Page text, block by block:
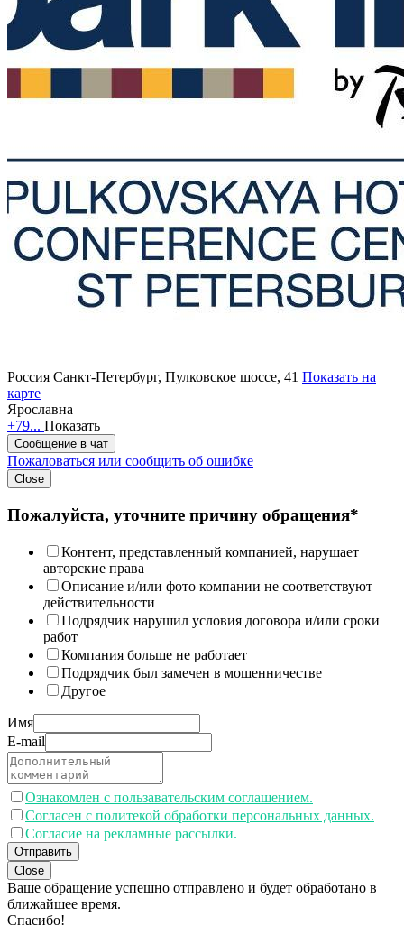
Россия Санкт-Петербург, Пулковское шоссе, 41 Показать на
карте
Ярославна
+79... Показать
Сообщение в чат
Пожаловаться или сообщить об ошибке
Close
Пожалуйста, уточните причину обращения*
Контент, представленный компанией, нарушает
авторские права
Описание и/или фото компании не соответствуют
действительности
Подрядчик нарушил условия договора и/или сроки
работ
Компания больше не работает
Подрядчик был замечен в мошенничестве
Другое
Имя
E-mail
Ознакомлен с пользавательским соглашением.
Согласен с политекой обработки персональных данных.
Согласие на рекламные рассылки.
Отправить
Close
Ваше обращение успешно отправлено и будет обработано в
ближайшее время.
Спасибо!